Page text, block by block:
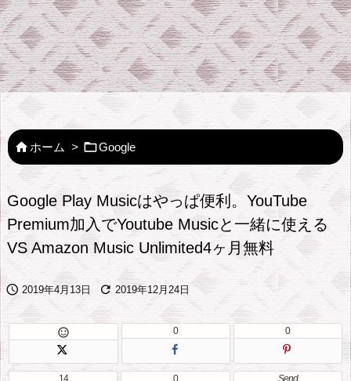
 ホーム > Google
Google Play Musicはやっぱ便利。YouTube
Premium加入でYoutube Musicと一緒に使える
VS Amazon Music Unlimited4ヶ月無料
 2019年4月13日  2019年12月24日
 0 0
14 0 Send